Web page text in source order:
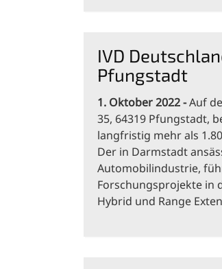
IVD
Pfungstadt
1. Oktober 2022 Auf
35, 64319 Pfungstadt,
langfristig mehr als
Der in Darmstadt
Automobilindustrie,
Forschungsprojekte in
Hybrid und Range